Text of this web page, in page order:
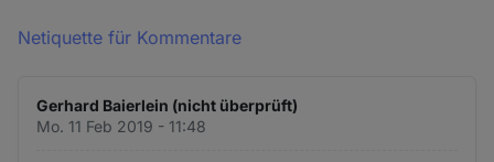
Netiquette für Kommentare
Gerhard Baierlein (nicht überprüft)
Mo. 11 Feb 2019 - 11:48